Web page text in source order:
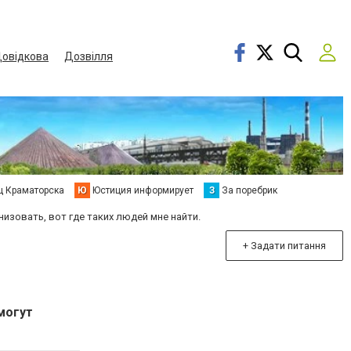
Дозвілля
Краматорска Ю Юстиция информирует З За поребрик
вот где таких людей мне найти.
+ Задати питання